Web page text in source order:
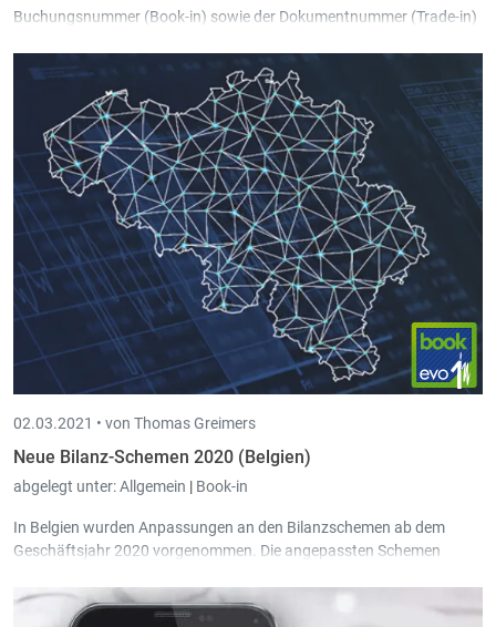
Buchungsnummer (Book-in) sowie der Dokumentnummer (Trade-in)
definiert werden, sodass die entsprechende Nummer automatisch
fortlaufend ermittelt wird.
02.03.2021 • von Thomas Greimers
Neue Bilanz-Schemen 2020 (Belgien)
abgelegt unter:Allgemein | Book-in
In Belgien wurden Anpassungen an den Bilanzschemen ab dem
Geschäftsjahr 2020 vorgenommen. Die angepassten Schemen
3.43.1.